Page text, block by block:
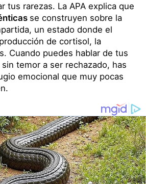
tus rarezas. La APA explica que
se construyen sobre la
un estado donde el
de cortisol, la
Cuando puedes hablar de tus
temor a ser rechazado, has
emocional que muy pocas